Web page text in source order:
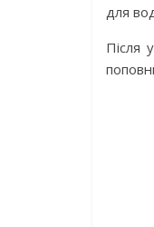
для
Після